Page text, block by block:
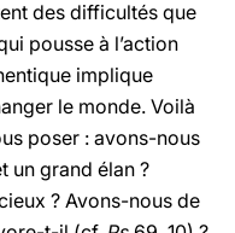
des difficultés que
pousse à l’action
implique
le monde. Voilà
poser : avons-nous
un grand élan ?
? Avons-nous de